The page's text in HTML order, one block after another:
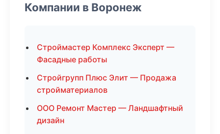
Компании в Воронеж
Строймастер Комплекс Эксперт —
Фасадные работы
Стройгрупп Плюс Элит — Продажа
стройматериалов
ООО Ремонт Мастер — Ландшафтный
дизайн